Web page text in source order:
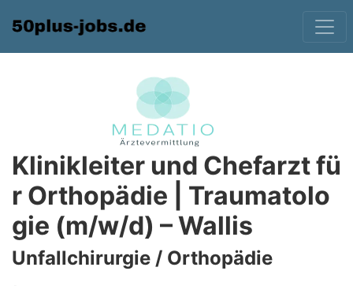
Klinikleiter und Chefarzt fü
r Orthopädie | Traumatolo
gie (m/w/d) – Wallis
Unfallchirurgie / Orthopädie